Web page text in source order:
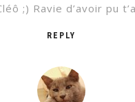
REPLY
;) Ravie d’avoir pu